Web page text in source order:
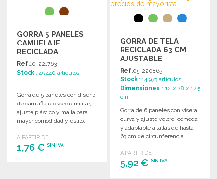
GORRA 5 PANELES
CAMUFLAJE
RECICLADA
Ref.10-221763
Stock : 45 440 artículos
Gorra de 5 paneles con diseño
de camuflaje o verde militar,
ajuste plástico y malla para
mayor comodidad y estilo.
A PARTIR DE
1,76 € SIN IVA
GORRA DE TELA
RECICLADA 63 CM
AJUSTABLE
Ref.05-220865
Stock : 14 973 artículos
Dimensiones : 12 x 28 x 17.5
cm
Gorra de 6 paneles con visera
curva y ajuste velcro, cómoda
y adaptable a tallas de hasta
63 cm de circunferencia.
A PARTIR DE
5,92 €SIN IVA